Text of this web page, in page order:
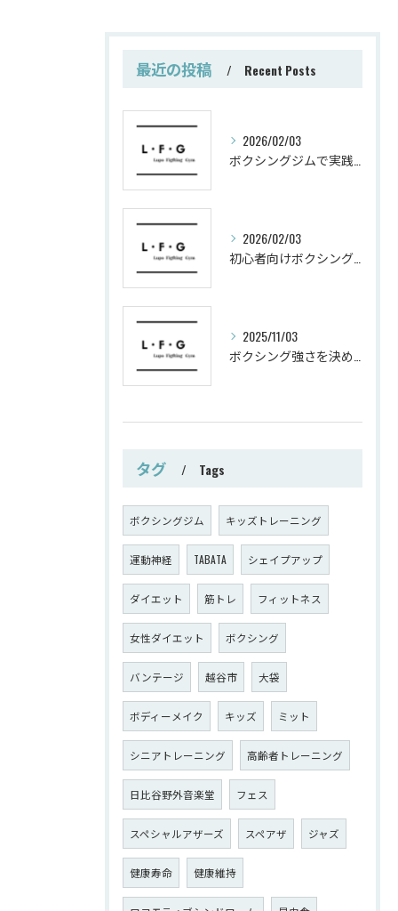
最近の投稿 Recent Posts
2026/02/03
2026/02/03
2025/11/03
タグ Tags
ボクシングジム キッズトレーニング
運動神経 TABATA シェイプアップ
ダイエット 筋トレ フィットネス
女性ダイエット ボクシング
バンテージ 越谷市 大袋
ボディーメイク キッズ ミット
シニアトレーニング 高齢者トレーニング
日比谷野外音楽堂 フェス
スペシャルアザーズ スペアザ ジャズ
健康寿命 健康維持